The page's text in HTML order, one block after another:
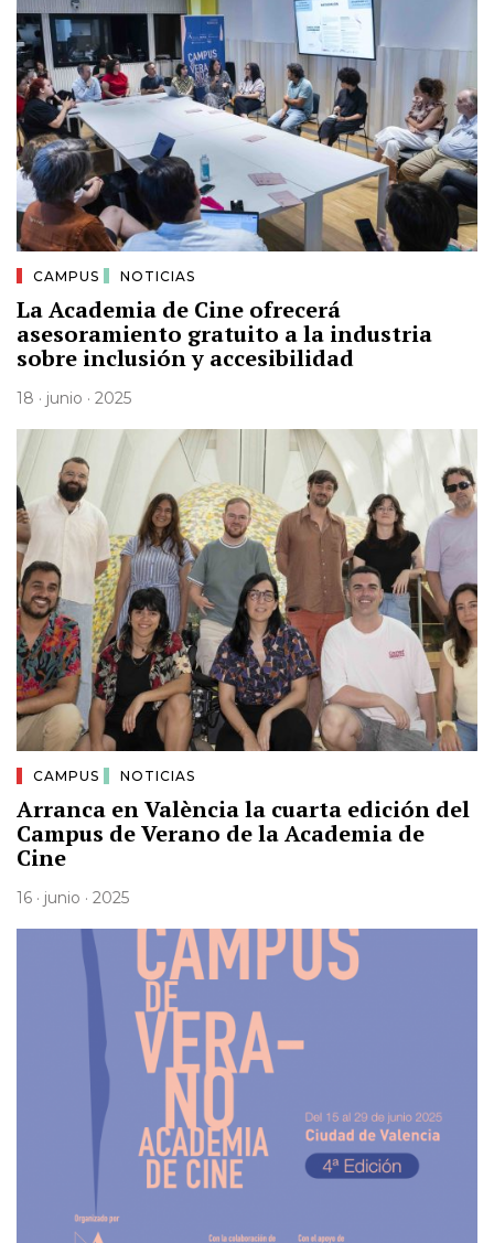
CAMPUS NOTICIAS
La Academia de Cine ofrecerá
asesoramiento gratuito a la industria
sobre inclusión y accesibilidad
18 · junio · 2025
CAMPUS NOTICIAS
Arranca en València la cuarta edición del
Campus de Verano de la Academia de
Cine
16 · junio · 2025